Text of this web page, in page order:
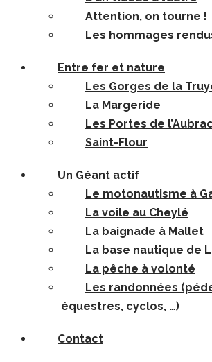
Attention, on tourne !
Les hommages
Entre fer et nature
Les Gorges de la
La Margeride
Les Portes de l’Aubrac
Saint-Flour
Un Géant actif
Le motonautisme à
La voile au Cheylé
La baignade à Mallet
La base nautique de
La pêche à volonté
Les randonnées
équestres, cyclos, …)
Contact